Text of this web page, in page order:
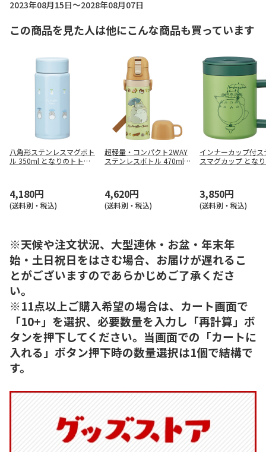
2023年08月15日～2028年08月07日
この商品を見た人は他にこんな商品も買っています
八角形ステンレスマグボト
ル 350ml となりのトトロ
4,180円
(送料別・税込)
超軽量・コンパクト2WAY
ステンレスボトル 470ml
4,620円
(送料別・税込)
インナーカップ付ス
スマグカップ とな
3,850円
(送料別・税込)
※天候や注文状況、大型連休・お盆・年末年
始・土日祝日をはさむ場合、お届けが遅れるこ
とがございますのであらかじめご了承くださ
い。
※11点以上ご購入希望の場合は、カート画面で
「10+」を選択、必要数量を入力し「再計算」ボ
タンを押下してください。当画面での「カートに
入れる」ボタン押下時の数量選択は1個で結構で
す。